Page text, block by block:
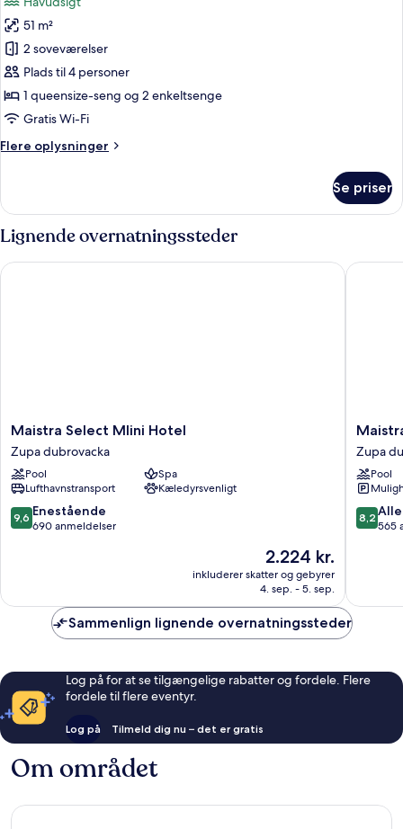
billeder
af
Lejlighed
-
2
soveværelser
terrasse
51 m²
2 soveværelser
Plads til 4 personer
1 queensize-seng og 2 enkeltsenge
Gratis Wi-Fi
Flere oplysninger
Flere
-
2
soveværelser
terrasse
Se priser
Lignende overnatningssteder
Maistra
Select
Mlini
Hotel
Zupa
dubrovacka
Maistra Select Mlini Hotel
Zupa dubrovacka
Pool
Spa
Lufthavnstransport
Kæledyrsvenligt
9.6
ud
anmeldelser
9,6 Enestående
690 anmeldelser
Prisen
er
2.224 kr.
2.224 kr.
inkluderer skatter og gebyrer
4. sep. - 5. sep.
Maistra Select Mlini Hotel
Maistra
Select
Astarea
Hotel
Zupa
Zupa
Pool
8.2
ud
8,2
565
Maistra
Sammenlign lignende overnatningssteder
Log på for at se tilgængelige rabatter og fordele. Flere
fordele til flere eventyr.
Log på Tilmeld dig nu – det er gratis
Om området